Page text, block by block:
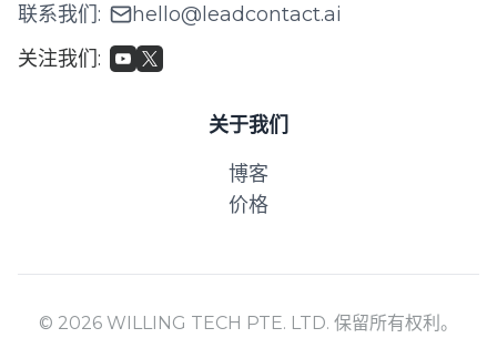
联系我们:
hello@leadcontact.ai
关注我们:
关于我们
博客
价格
© 2026 WILLING TECH PTE. LTD. 保留所有权利。